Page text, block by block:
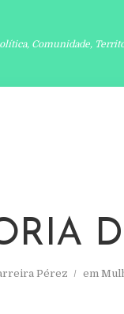
Comunidade,
Pérez em